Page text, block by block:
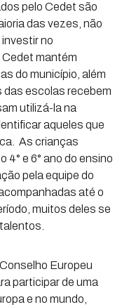
pelo Cedet são
das vezes, não
no
mantém
do município, além
escolas recebem
utilizá-la na
aqueles que
As crianças
e 6° ano do ensino
pela equipe do
até o
muitos deles se
Europeu
participar de uma
e no mundo,